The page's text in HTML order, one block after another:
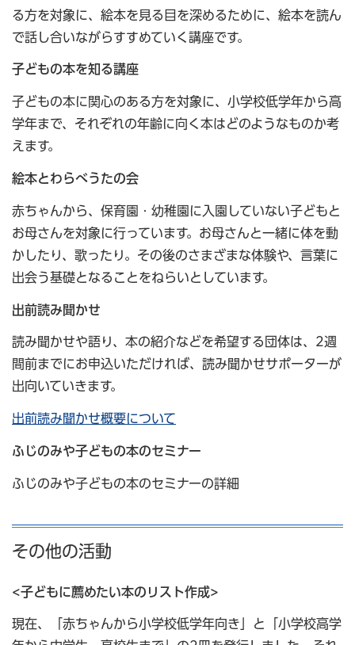
る方を対象に、絵本を見る目を深めるために、絵本を読ん
で話し合いながらすすめていく講座です。
子どもの本を知る講座
子どもの本に関心のある方を対象に、小学校低学年から高
学年まで、それぞれの年齢に向く本はどのようなものか考
えます。
絵本とわらべうたの会
赤ちゃんから、保育園・幼稚園に入園していない子どもと
お母さんを対象に行っています。お母さんと一緒に体を動
かしたり、歌ったり。その後のさまざまな体験や、言葉に
出会う基礎となることをねらいとしています。
出前読み聞かせ
読み聞かせや語り、本の紹介などを希望する団体は、2週
間前までにお申込いただければ、読み聞かせサポーターが
出向いていきます。
出前読み聞かせ概要について
ふじのみや子どもの本のセミナー
ふじのみや子どもの本のセミナーの詳細
その他の活動
<子どもに薦めたい本のリスト作成>
現在、「赤ちゃんから小学校低学年向き」と「小学校高学